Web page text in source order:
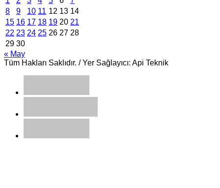
8
9 10 11 12 13 14
15 16 17 18 19 20 21
22 23 24 25 26 27 28
29 30
« May
Tüm Hakları Saklıdır. / Yer Sağlayıcı: Api Teknik